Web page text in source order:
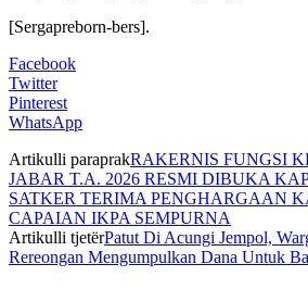
[Sergapreborn-bers].
Facebook
Twitter
Pinterest
WhatsApp
Artikulli paraprakRAKERNIS FUNGSI
JABAR T.A. 2026 RESMI DIBUKA
SATKER TERIMA PENGHARGAAN
CAPAIAN IKPA SEMPURNA
Artikulli tjetërPatut Di Acungi Jempol,
Rereongan Mengumpulkan Dana Untuk